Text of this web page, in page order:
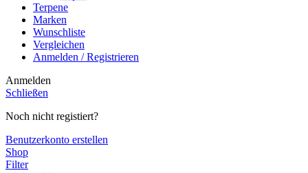
Terpene
Marken
Wunschliste
Vergleichen
Anmelden / Registrieren
Anmelden
Schließen
Noch nicht registiert?
Benutzerkonto erstellen
Shop
Filter